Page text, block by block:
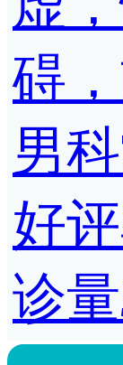
碍
男
好
诊量